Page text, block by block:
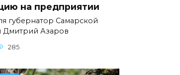
на предприятии
губернатор Самарской
Дмитрий Азаров
285